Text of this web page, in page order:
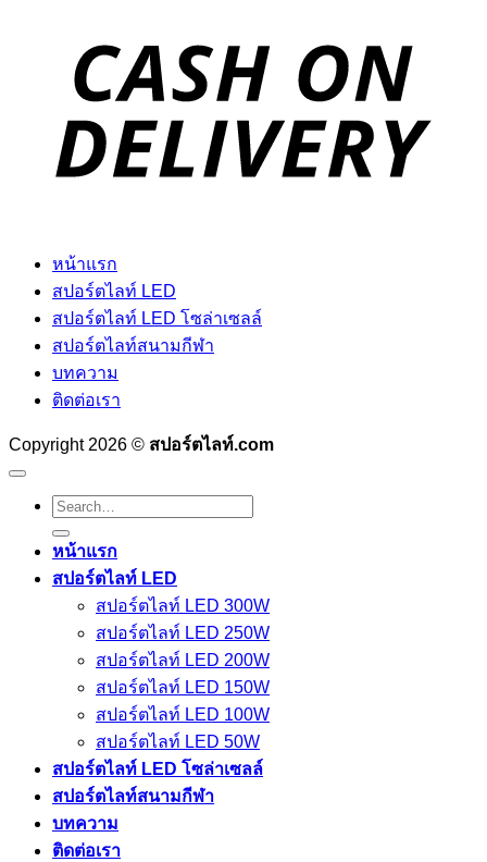
หน้าแรก
สปอร์ตไลท์ LED
สปอร์ตไลท์ LED โซล่าเซลล์
สปอร์ตไลท์สนามกีฬา
บทความ
ติดต่อเรา
Copyright 2026 © สปอร์ตไลท์.com
Search
for:
หน้าแรก
สปอร์ตไลท์ LED
สปอร์ตไลท์ LED 300W
สปอร์ตไลท์ LED 250W
สปอร์ตไลท์ LED 200W
สปอร์ตไลท์ LED 150W
สปอร์ตไลท์ LED 100W
สปอร์ตไลท์ LED 50W
สปอร์ตไลท์ LED โซล่าเซลล์
สปอร์ตไลท์สนามกีฬา
บทความ
ติดต่อเรา